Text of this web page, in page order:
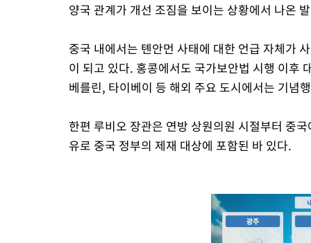
양국 관계가 개선 조짐을 보이는 상황에서 나온
중국 내에서는 톈안먼 사태에 대한 언급 자체가
이 되고 있다. 홍콩에서도 국가보안법 시행 이후
베를린, 타이베이 등 해외 주요 도시에서는 기념
한편 루비오 장관은 연방 상원의원 시절부터 중
유로 중국 정부의 제재 대상에 포함된 바 있다.